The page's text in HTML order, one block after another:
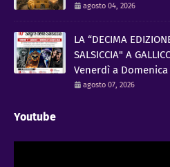
agosto 04, 2026
LA “DECIMA
SALSICCIA" A
Venerdì a
agosto 07, 2026
Youtube